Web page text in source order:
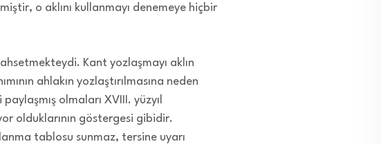
o aklını kullanmayı denemeye hiçbir
Kant yozlaşmayı aklın
ahlakın yozlaştırılmasına neden
olmaları XVIII. yüzyıl
olduklarının göstergesi gibidir.
tablosu sunmaz, tersine uyarı